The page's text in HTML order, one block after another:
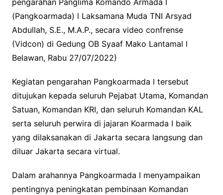
o
o
k
e
r
A
p
p
pengarahan Panglima Komando Armada I
(Pangkoarmada) l Laksamana Muda TNI Arsyad
Abdullah, S.E., M.A.P., secara video confrense
(Vidcon) di Gedung OB Syaaf Mako Lantamal l
Belawan, Rabu 27/07/2022)
Kegiatan pengarahan Pangkoarmada l tersebut
ditujukan kepada seluruh Pejabat Utama, Komandan
Satuan, Komandan KRI, dan seluruh Komandan KAL
serta seluruh perwira di jajaran Koarmada I baik
yang dilaksanakan di Jakarta secara langsung dan
diluar Jakarta secara virtual.
Dalam arahannya Pangkoarmada I menyampaikan
pentingnya peningkatan pembinaan Komandan